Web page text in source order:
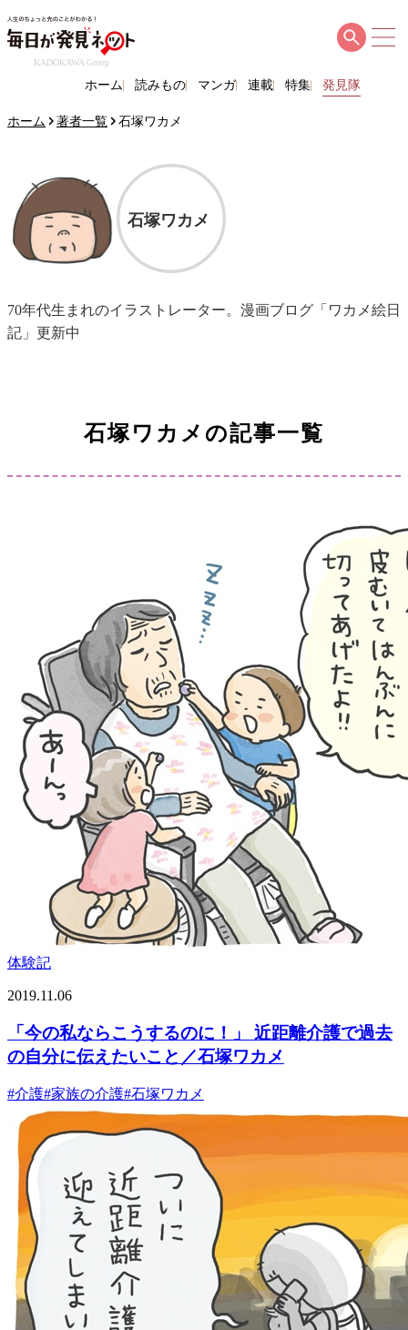
KADOKAWA Group
ホーム 読みもの マンガ 連載 特集 発見隊
ホーム 著者一覧 石塚ワカメ
石塚ワカメ
70年代生まれのイラストレーター。漫画ブログ「ワカメ絵日
記」更新中
石塚ワカメの記事一覧
体験記
2019.11.06
「今の私ならこうするのに！」 近距離介護で過去
の自分に伝えたいこと／石塚ワカメ
#介護#家族の介護#石塚ワカメ